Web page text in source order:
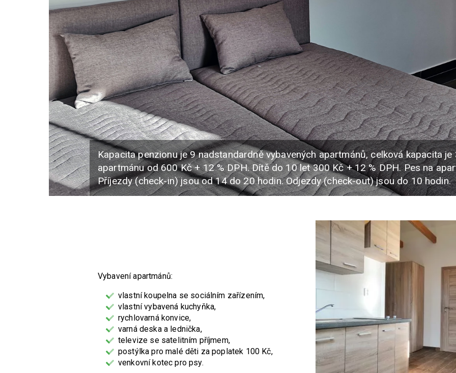
Kapacita penzionu je 9 nadstandardně vybavených apartmánů, celková kapacita je
apartmánu od 600 Kč + 12 % DPH. Dítě do 10 let 300 Kč + 12 % DPH. Pes na
Příjezdy (check-in) jsou od 14 do 20 hodin. Odjezdy (check-out) jsou do 10 hodin.
Vybavení apartmánů:
vlastní koupelna se sociálním zařízením,
vlastní vybavená kuchyňka,
rychlovarná konvice,
varná deska a lednička,
televize se satelitním příjmem,
postýlka pro malé děti za poplatek 100 Kč,
venkovní kotec pro psy.